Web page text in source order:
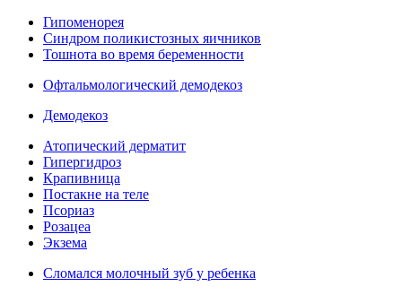
Гипоменорея
Синдром поликистозных яичников
Тошнота во время беременности
Офтальмологический демодекоз
Демодекоз
Атопический дерматит
Гипергидроз
Крапивница
Постакне на теле
Псориаз
Розацеа
Экзема
Сломался молочный зуб у ребенка